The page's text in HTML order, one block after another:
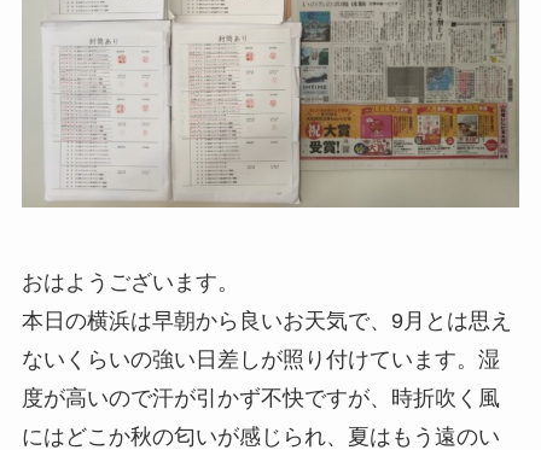
おはようございます。
本日の横浜は早朝から良いお天気で、9月とは思え
ないくらいの強い日差しが照り付けています。湿
度が高いので汗が引かず不快ですが、時折吹く風
にはどこか秋の匂いが感じられ、夏はもう遠のい